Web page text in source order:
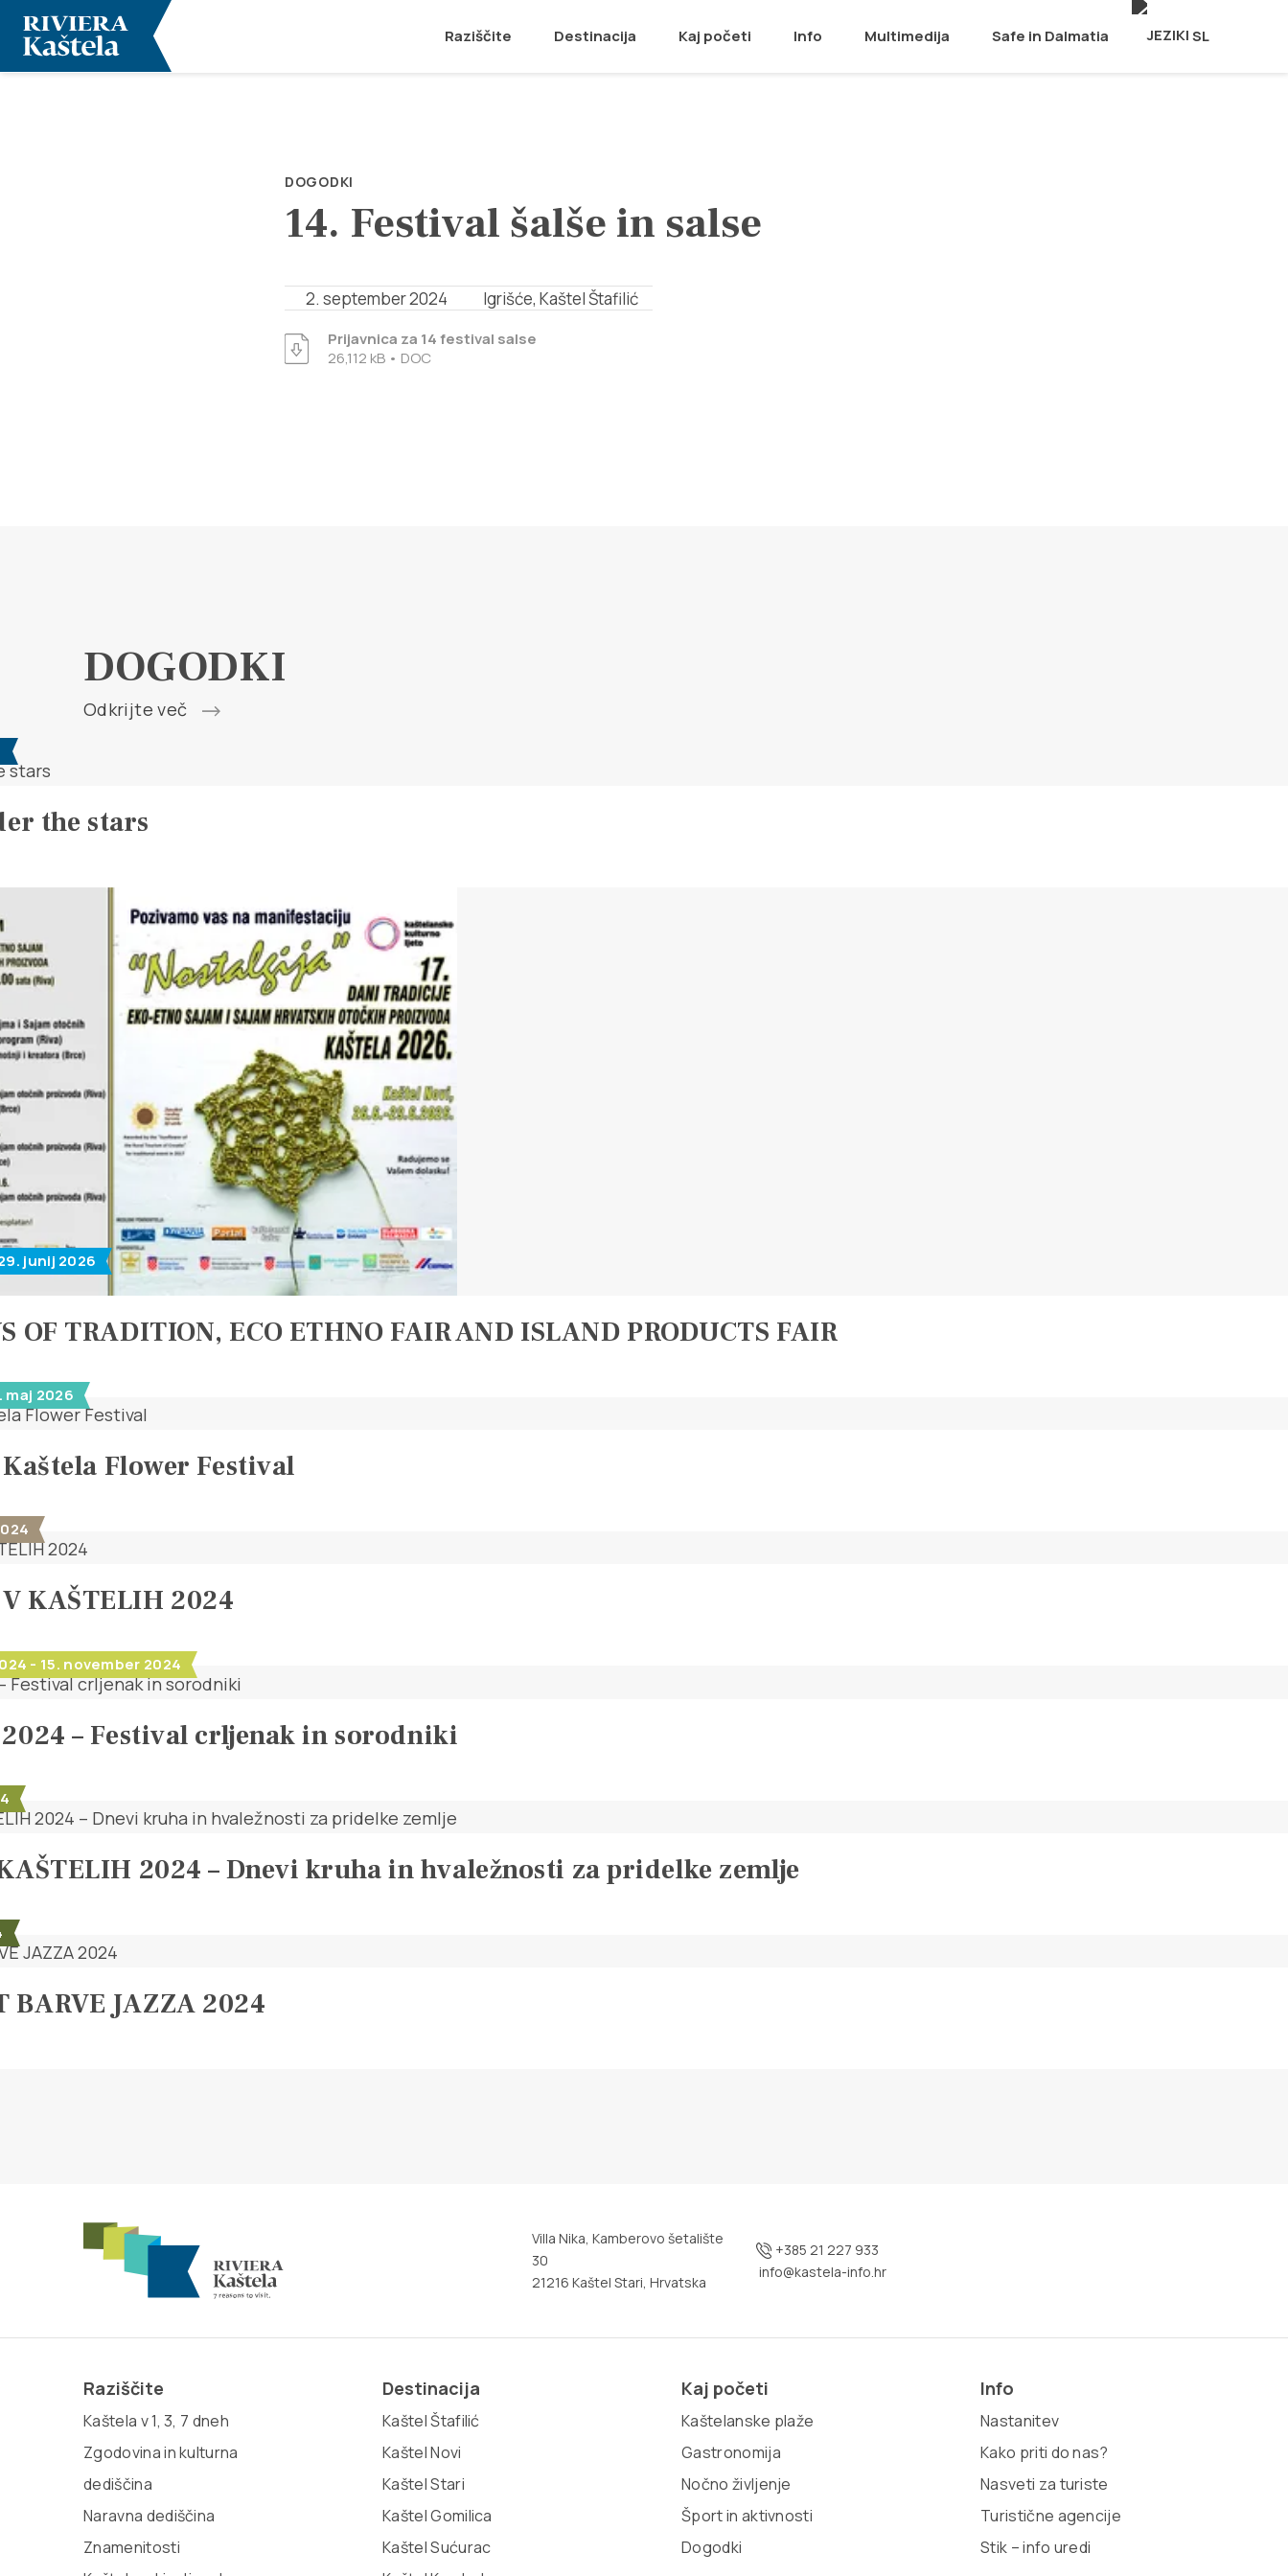
Raziščite Destinacija Kaj početi Info Multimedija Safe in Dalmatia SL
DOGODKI
14. Festival šalše in salse
2. september 2024 Igrišće, Kaštel Štafilić
Prijavnica za 14 festival salse
26,112 kB • DOC
DOGODKI
Odkrijte več
the stars
junij 2026
OF TRADITION, ECO ETHNO FAIR AND ISLAND PRODUCTS FAIR
maj 2026
Flower Festival
KAŠTELIH 2024
- 15. november 2024
2024 – Festival crljenak in sorodniki
2024 – Dnevi kruha in hvaležnosti za pridelke zemlje
BARVE JAZZA 2024
Villa Nika, Kamberovo šetalište
30
21216 Kaštel Stari, Hrvatska
+385 21 227 933
info@kastela-info.hr
Raziščite
Kaštela v 1, 3, 7 dneh
Zgodovina in kulturna
dediščina
Naravna dediščina
Znamenitosti
Destinacija
Kaštel Štafilić
Kaštel Novi
Kaštel Stari
Kaštel Gomilica
Kaštel Sućurac
Kaj početi
Kaštelanske plaže
Gastronomija
Nočno življenje
Šport in aktivnosti
Dogodki
Info
Nastanitev
Kako priti do nas?
Nasveti za turiste
Turistične agencije
Stik – info uredi